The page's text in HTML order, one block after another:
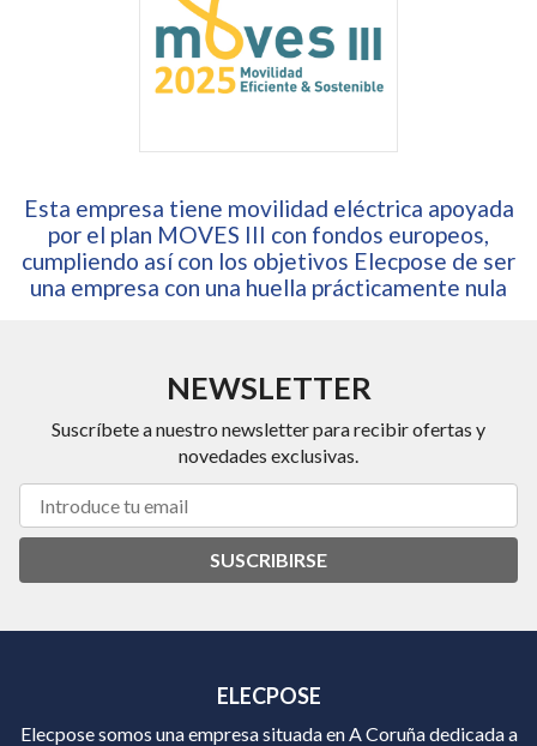
Esta empresa tiene movilidad eléctrica apoyada
por el plan MOVES III con fondos europeos,
cumpliendo así con los objetivos Elecpose de ser
una empresa con una huella prácticamente nula
NEWSLETTER
Suscríbete a nuestro newsletter para recibir ofertas y
novedades exclusivas.
SUSCRIBIRSE
ELECPOSE
Elecpose somos una empresa situada en A Coruña dedicada a